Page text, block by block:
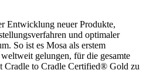
Entwicklung neuer Produkte,
und optimaler
So ist es Mosa als erstem
gelungen, für die gesamte
Cradle to Cradle Certified® Gold zu